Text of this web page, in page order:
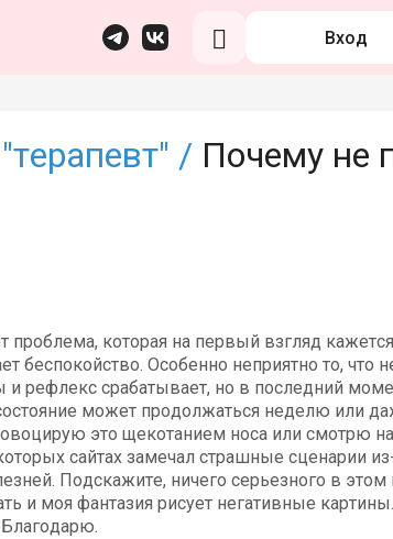
Вход
/ Почему не
которая на первый взгляд
беспокойство. Особенно неприятно то, что
рефлекс срабатывает, но в последний
может продолжаться неделю или
это щекотанием носа или смотрю
сайтах замечал страшные сценарии
Подскажите, ничего серьезного в
и моя фантазия рисует негативные